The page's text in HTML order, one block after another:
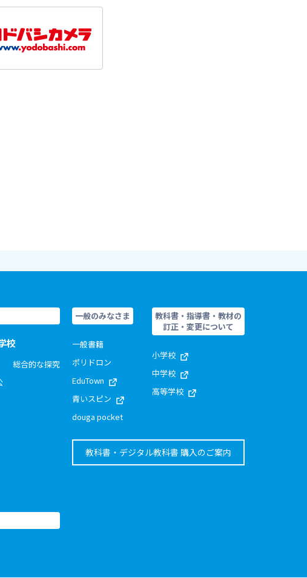
校
総合的な探究
一般のみなさま
一般書籍
ポリドロン
EduTown
青いスピン
douga pocket
教科書・指導書・教材の
訂正・変更について
小学校
中学校
高等学校
教科書・デジタル教科書 購入のご案内